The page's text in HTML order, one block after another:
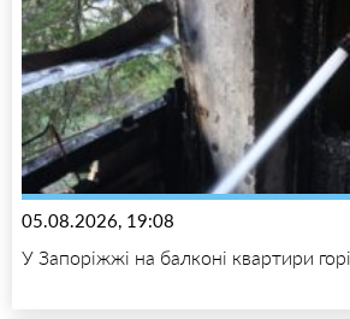
05.08.2026, 19:08
У Запоріжжі на балконі квартири